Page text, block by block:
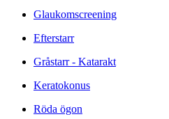
Glaukomscreening
Efterstarr
Gråstarr - Katarakt
Keratokonus
Röda ögon